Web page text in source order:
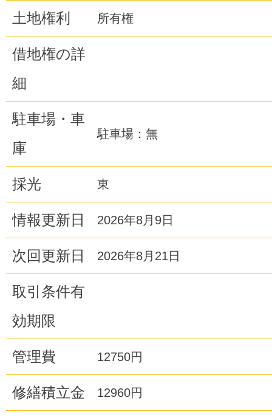
土地権利 所有権
借地権の詳
細
駐車場・車
庫
駐車場：無
採光 東
情報更新日 2026年8月9日
次回更新日 2026年8月21日
取引条件有
効期限
管理費 12750円
修繕積立金 12960円